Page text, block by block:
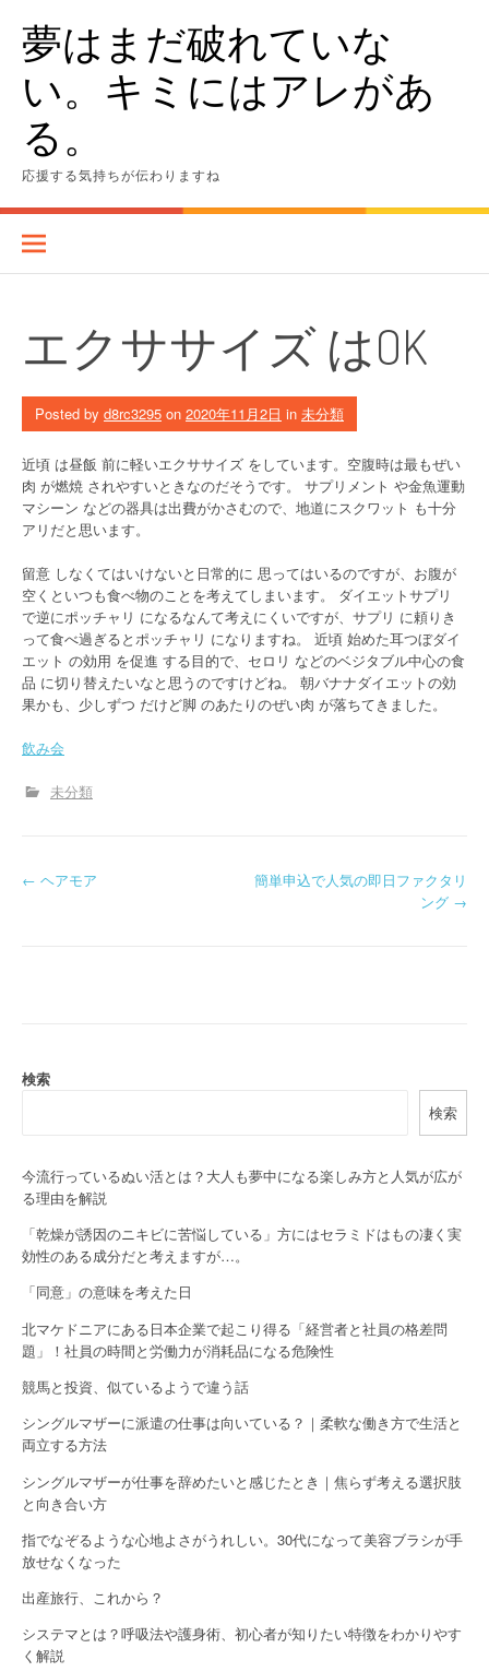
content夢はまだ破れていな
い。キミにはアレがあ
る。
応援する気持ちが伝わりますね
エクササイズ はOK
Posted by d8rc3295 on 2020年11月2日 in 未分類
近頃 は昼飯 前に軽いエクササイズ をしています。空腹時は最もぜい
肉 が燃焼 されやすいときなのだそうです。 サプリメント や金魚運動
マシーン などの器具は出費がかさむので、地道にスクワット も十分
アリだと思います。
留意 しなくてはいけないと日常的に 思ってはいるのですが、お腹が
空くといつも食べ物のことを考えてしまいます。 ダイエットサプリ
で逆にポッチャリ になるなんて考えにくいですが、サプリ に頼りき
って食べ過ぎるとポッチャリ になりますね。 近頃 始めた耳つぼダイ
エット の効用 を促進 する目的で、セロリ などのベジタブル中心の食
品 に切り替えたいなと思うのですけどね。 朝バナナダイエットの効
果かも、少しずつ だけど脚 のあたりのぜい肉 が落ちてきました。
飲み会
未分類
P
a
i
g
a
i
o
n
← ヘアモア
簡単申込で人気の即日ファクタリ
ング →
検索
検索
今流行っているぬい活とは？大人も夢中になる楽しみ方と人気が広が
る理由を解説
「乾燥が誘因のニキビに苦悩している」方にはセラミドはもの凄く実
効性のある成分だと考えますが…。
「同意」の意味を考えた日
北マケドニアにある日本企業で起こり得る「経営者と社員の格差問
題」！社員の時間と労働力が消耗品になる危険性
競馬と投資、似ているようで違う話
シングルマザーに派遣の仕事は向いている？｜柔軟な働き方で生活と
両立する方法
シングルマザーが仕事を辞めたいと感じたとき｜焦らず考える選択肢
と向き合い方
指でなぞるような心地よさがうれしい。30代になって美容ブラシが手
放せなくなった
出産旅行、これから？
システマとは？呼吸法や護身術、初心者が知りたい特徴をわかりやす
く解説